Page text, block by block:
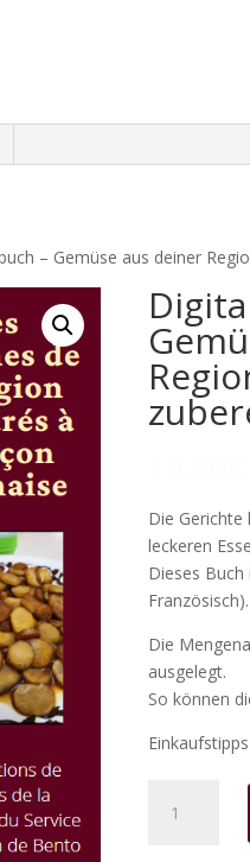
– Gemüse aus deiner
Die
leckeren
Dieses
Französisch).
Die
ausgelegt.
So können
Kochbuch